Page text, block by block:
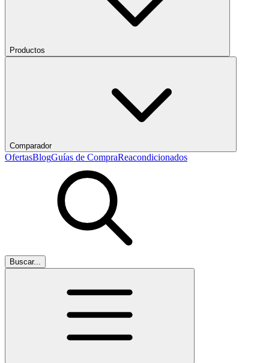
Productos
Comparador
OfertasBlogGuías de CompraReacondicionados
Buscar...